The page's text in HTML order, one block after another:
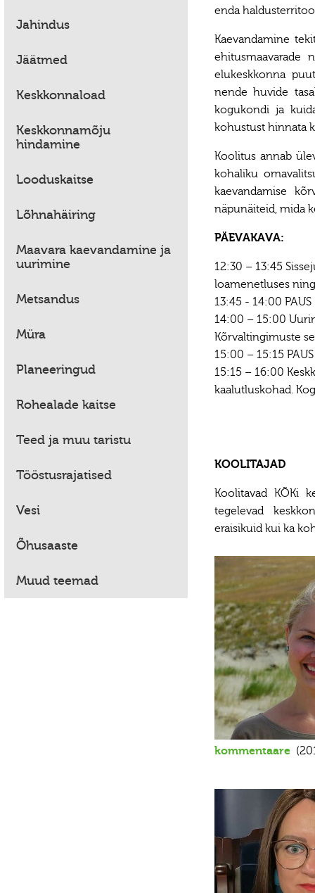
Jahindus
Jäätmed
Keskkonnaload
Keskkonnamõju
hindamine
Looduskaitse
Lõhnahäiring
Maavara kaevandamine ja
uurimine
Metsandus
Müra
Planeeringud
Rohealade kaitse
Teed ja muu taristu
Tööstusrajatised
Vesi
Õhusaaste
Muud teemad
enda
Kaevandamine
ehitusmaavarade
elukeskkonna
nende huvide
kogukondi ja
kohustust hinnata
Koolitus annab
kohaliku
kaevandamise
näpunäiteid, mida
PÄEVAKAVA:
12:30 – 13:45
loamenetluses
13:45 - 14:00 PAUS
14:00 – 15:00
Kõrvaltingimuste
15:00 – 15:15 PAUS
15:15 – 16:00
kaalutluskohad.
KOOLITAJAD
Koolitavad KÕKi
tegelevad
eraisikuid kui ka
kommentaare